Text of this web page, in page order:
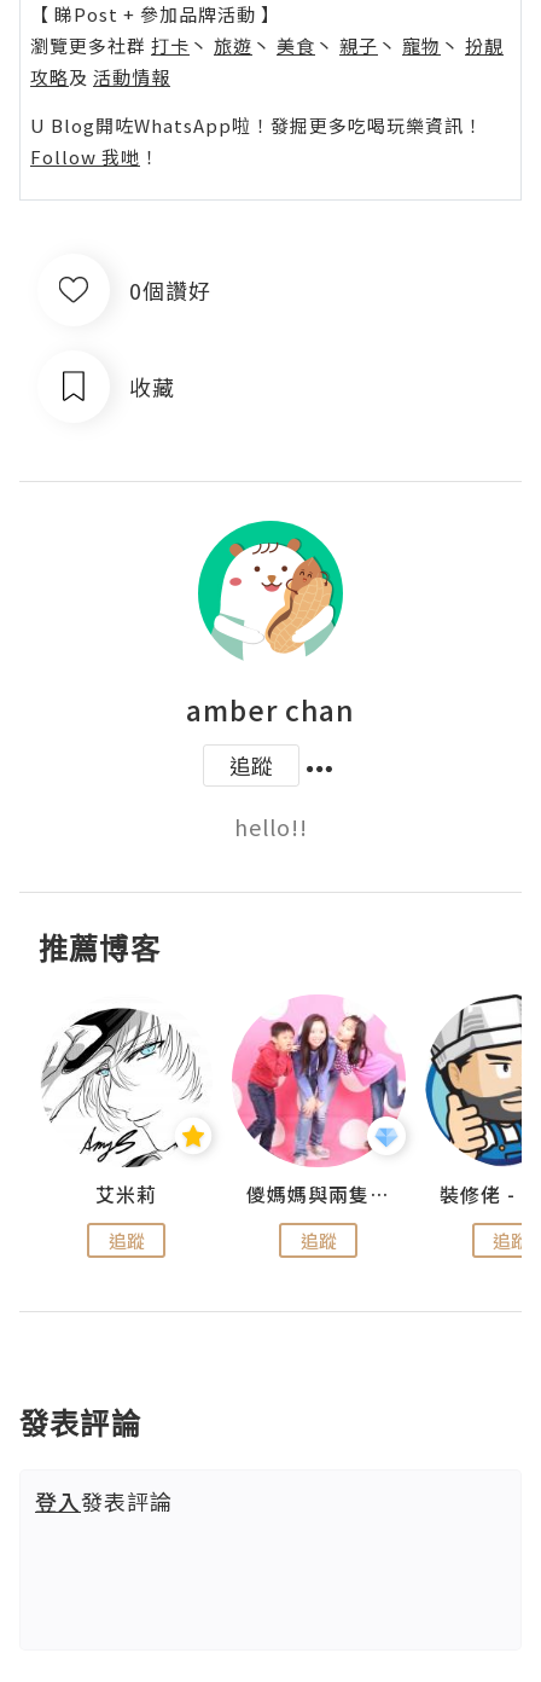
【 睇Post + 參加品牌活動 】
瀏覽更多社群 打卡 丶 旅遊 丶 美食 丶 親子 丶 寵物 丶 扮靚
攻略及 活動情報
U Blog開咗WhatsApp啦！發掘更多吃喝玩樂資訊！
Follow 我哋 ！
0個讚好
收藏
amber chan
追蹤
hello!!
推薦博客
艾米莉
追蹤
儍媽媽與兩隻小魔怪之家
追蹤 追蹤
發表評論
登入發表評論